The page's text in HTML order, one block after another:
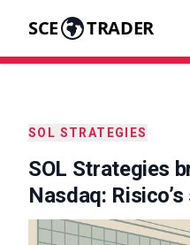
SCE TRADER
SOL STRATEGIES
SOL Strategies
Nasdaq: